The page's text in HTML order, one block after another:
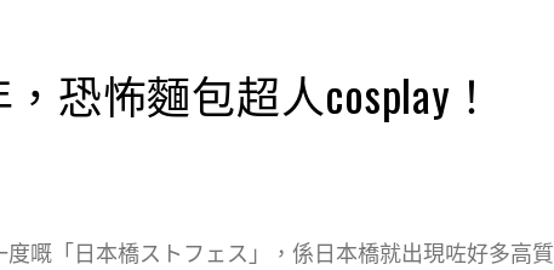
恐怖麵包超人cosplay！
嘅「日本橋ストフェス」，係日本橋就出現咗好多高質